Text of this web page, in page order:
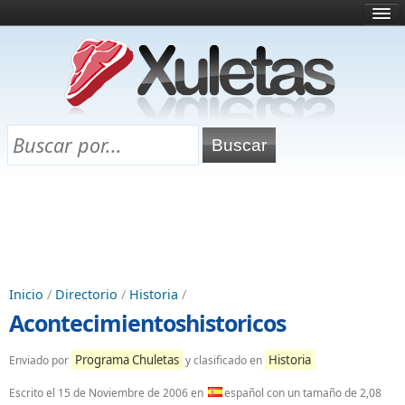
¿Qué es esto?
Directorio
Chuletas para exámenes
Inicio / Directorio / Historia /
Acontecimientoshistoricos
Enviado por Programa Chuletas y clasificado en Historia
Escrito el 15 de Noviembre de 2006en español con un tamaño de 2,08